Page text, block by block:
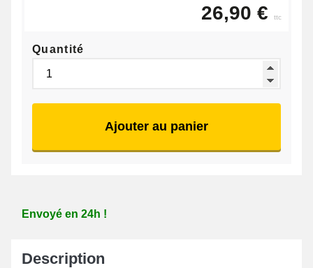
26,90 € ttc
Quantité
Ajouter au panier
Envoyé en 24h !
Description